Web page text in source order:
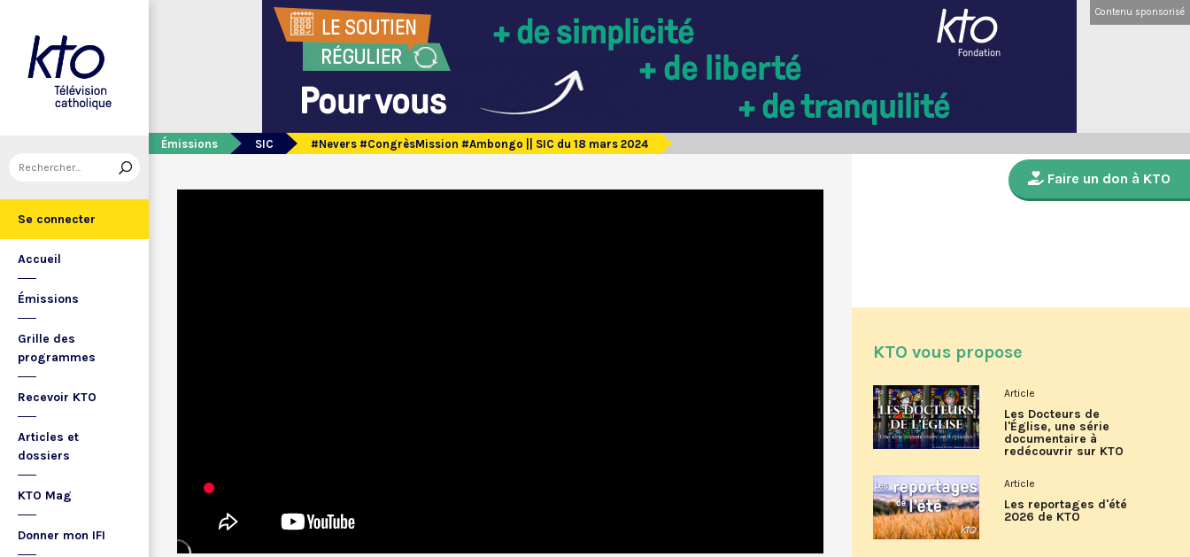
Se connecter
Accueil
Émissions
Grille des
programmes
Recevoir KTO
Articles et
dossiers
KTO Mag
Donner mon IFI
Contenu sponsorisé
Émissions SIC #Nevers #CongrèsMission #Ambongo || SIC du 18 mars 2024
Faire un don à KTO
KTO vous propose
Article
Les Docteurs de
l'Église, une série
documentaire à
redécouvrir sur KTO
Article
Les reportages d'été
2026 de KTO